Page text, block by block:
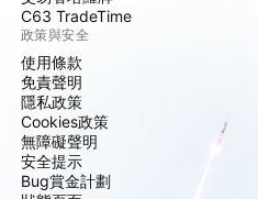
C63 TradeTime
政策與安全
使用條款
免責聲明
隱私政策
Cookies政策
無障礙聲明
安全提示
Bug賞金計劃